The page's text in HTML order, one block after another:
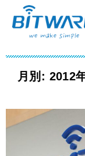
月別: 2012